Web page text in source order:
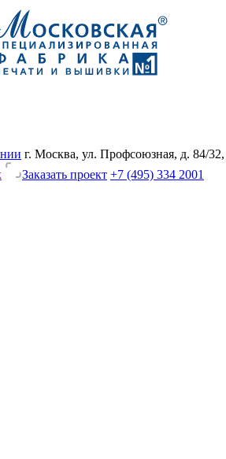
г. Москва, ул. Профсоюзная, д. 84/32,
Заказать проект +7 (495) 334 2001